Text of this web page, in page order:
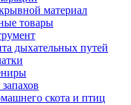
материал
товары
дыхательных путей
скота и птиц